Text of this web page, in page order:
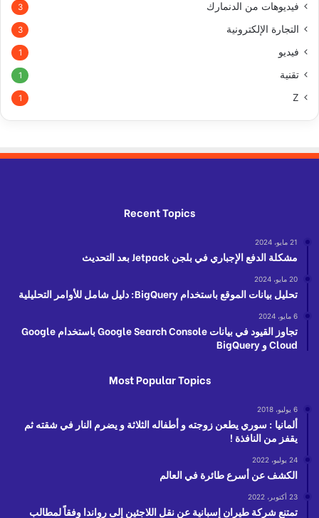
فيديوهات من الدنمارك 3
التجارة الإلكترونية 3
فيديو 1
تقنية 1
Z
1
Recent Topics
21 مايو، 2024
مشكلة الدفع الإجباري في بلجن Jetpack بعد التحديث
20 مايو، 2024
تحليل بيانات الموقع باستخدام BigQuery: دليل شامل للأوامر التحليلية
6 مايو، 2024
تجاوز القيود في بيانات Google Search Console باستخدام Google
Cloud و BigQuery
Most Popular Topics
6 يوليو، 2018
ألمانيا : سوري يطعن زوجته و أطفاله الثلاثة و يضرم النار في شقته ثم
يقفز من النافذة !
24 يوليو، 2022
الكشف عن أسرع طائرة في العالم
23 أكتوبر، 2022
تمتنع شركة طيران إسبانية عن نقل اللاجئين إلى رواندا وفقاً لمطالب